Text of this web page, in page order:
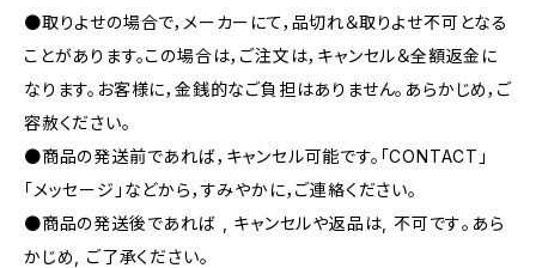
●取りよせの場合で，メーカーにて，品切れ＆取りよせ不可となる
ことがあります。この場合は，ご注文は，キャンセル＆全額返金に
なります。お客様に，金銭的なご負担はありません。あらかじめ，ご
容赦ください。
●商品の発送前であれば，キャンセル可能です。「CONTACT」
「メッセージ」などから，すみやかに，ご連絡ください。
●商品の発送後であれば , キャンセルや返品は, 不可です｡あら
かじめ, ご了承ください｡